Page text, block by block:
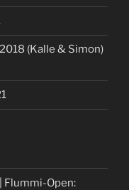
(Kalle & Simon)
Flummi-Open: